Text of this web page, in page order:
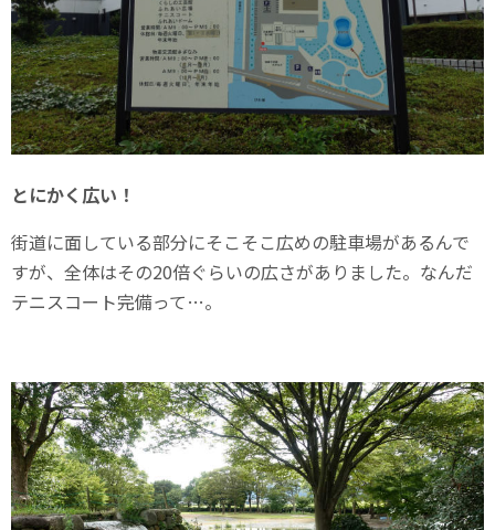
とにかく広い！
街道に面している部分にそこそこ広めの駐車場があるんで
すが、全体はその20倍ぐらいの広さがありました。なんだ
テニスコート完備って…。